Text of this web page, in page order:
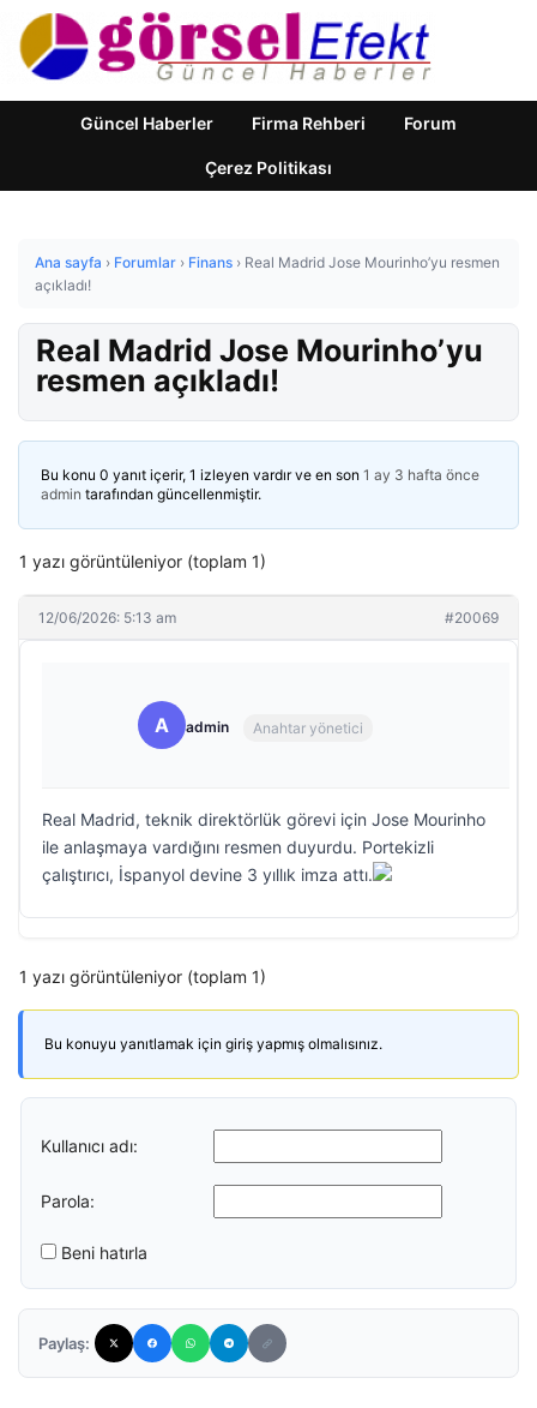
Güncel Haberler Firma Rehberi Forum
Çerez Politikası
Ana sayfa › Forumlar › Finans › Real Madrid Jose Mourinho’yu resmen
açıkladı!
Real Madrid Jose Mourinho’yu
resmen açıkladı!
Bu konu 0 yanıt içerir, 1 izleyen vardır ve en son 1 ay 3 hafta önce
admin tarafından güncellenmiştir.
1 yazı görüntüleniyor (toplam 1)
12/06/2026: 5:13 am #20069
A admin Anahtar yönetici
Real Madrid, teknik direktörlük görevi için Jose Mourinho
ile anlaşmaya vardığını resmen duyurdu. Portekizli
çalıştırıcı, İspanyol devine 3 yıllık imza attı.
1 yazı görüntüleniyor (toplam 1)
Bu konuyu yanıtlamak için giriş yapmış olmalısınız.
Kullanıcı adı:
Parola:
Beni hatırla
Paylaş: